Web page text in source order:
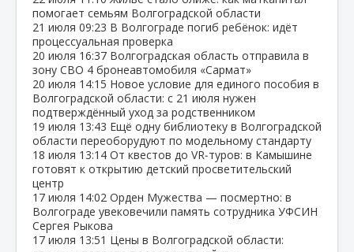
помогает семьям Волгоградской области
21 июля 09:23 В Волгограде погиб ребёнок: идёт
процессуальная проверка
20 июля 16:37 Волгоградская область отправила в
зону СВО 4 бронеавтомобиля «Сармат»
20 июля 14:15 Новое условие для единого пособия в
Волгоградской области: с 21 июля нужен
подтверждённый уход за родственником
19 июля 13:43 Ещё одну библиотеку в Волгоградской
области переоборудуют по модельному стандарту
18 июля 13:14 От квестов до VR‑туров: в Камышине
готовят к открытию детский просветительский
центр
17 июля 14:02 Орден Мужества — посмертно: в
Волгограде увековечили память сотрудника УФСИН
Сергея Рыкова
17 июля 13:51 Цены в Волгоградской области: